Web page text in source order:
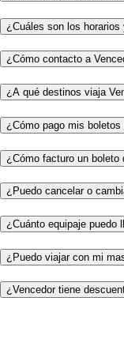
¿Cuáles son los
¿Cómo contacto a
¿A qué destinos viaja
¿Cómo pago mis boletos
¿Cómo facturo un boleto
¿Puedo cancelar o
¿Cuánto equipaje puedo
¿Puedo viajar con mi
¿Vencedor tiene